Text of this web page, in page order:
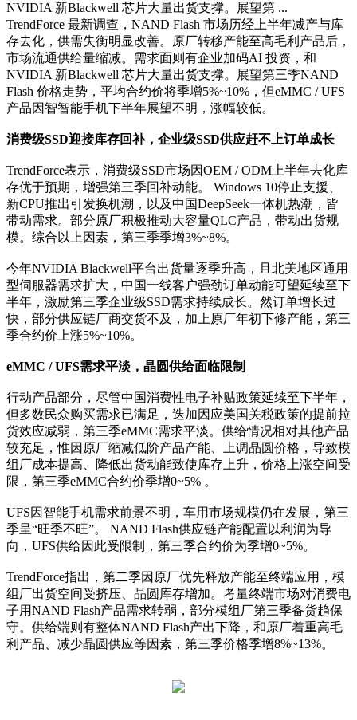
NVIDIA 新Blackwell 芯片大量出货支撑。展望第 ...
TrendForce 最新调查，NAND Flash 市场历经上半年减产与库
存去化，供需失衡明显改善。原厂转移产能至高毛利产品后，
市场流通供给量缩减。需求面则有企业加码AI 投资，和
NVIDIA 新Blackwell 芯片大量出货支撑。展望第三季NAND
Flash 价格走势，平均合约价将季增5%~10%，但eMMC / UFS
产品因智智能手机下半年展望不明，涨幅较低。
消费级SSD迎接库存回补，企业级SSD供应赶不上订单成长
TrendForce表示，消费级SSD市场因OEM / ODM上半年去化库
存优于预期，增强第三季回补动能。 Windows 10停止支援、
新CPU推出引发换机潮，以及中国DeepSeek一体机热潮，皆
带动需求。部分原厂积极推动大容量QLC产品，带动出货规
模。综合以上因素，第三季季增3%~8%。
今年NVIDIA Blackwell平台出货量逐季升高，且北美地区通用
型伺服器需求扩大，中国一线客户强劲订单动能可望延续至下
半年，激励第三季企业级SSD需求持续成长。然订单增长过
快，部分供应链厂商交货不及，加上原厂年初下修产能，第三
季合约价上涨5%~10%。
eMMC / UFS需求平淡，晶圆供给面临限制
行动产品部分，尽管中国消费性电子补贴政策延续至下半年，
但多数民众购买需求已满足，迭加因应美国关税政策的提前拉
货效应减弱，第三季eMMC需求平淡。供给情况相对其他产品
较充足，惟因原厂缩减低阶产品产能、上调晶圆价格，导致模
组厂成本提高、降低出货动能致使库存上升，价格上涨空间受
限，第三季eMMC合约价季增0~5% 。
UFS因智能手机需求前景不明，车用市场规模仍在发展，第三
季呈“旺季不旺”。 NAND Flash供应链产能配置以利润为导
向，UFS供给因此受限制，第三季合约价为季增0~5%。
TrendForce指出，第二季因原厂优先释放产能至终端应用，模
组厂出货空间受挤压、晶圆库存增加。考量终端市场对消费电
子用NAND Flash产品需求转弱，部分模组厂第三季备货趋保
守。供给端则有整体NAND Flash产出下降，和原厂着重高毛
利产品、减少晶圆供应等因素，第三季价格季增8%~13%。